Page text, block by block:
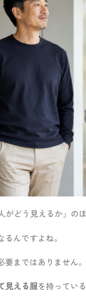
どう見えるか」の
んですよね。
まではありません。
見える服を持ってい